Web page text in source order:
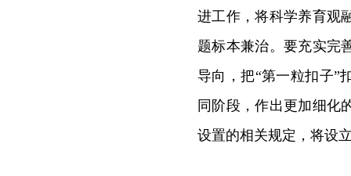
进工作，将科学养育观
题标本兼治。要充实完
导向，把“第一粒扣子”
同阶段，作出更加细化
设置的相关规定，将设